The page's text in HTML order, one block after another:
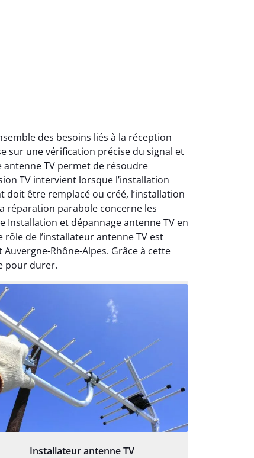
des besoins liés à la réception
sur une vérification précise du signal et
antenne TV permet de résoudre
TV intervient lorsque l’installation
doit être remplacé ou créé, l’installation
réparation parabole concerne les
et dépannage antenne TV en
de l’installateur antenne TV est
Rhône-Alpes. Grâce à cette
pour durer.
Installateur antenne TV